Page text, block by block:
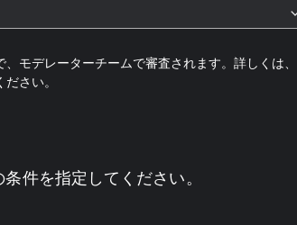
モデレーターチームで審査されます。詳しくは、
さい。
件を指定してください。